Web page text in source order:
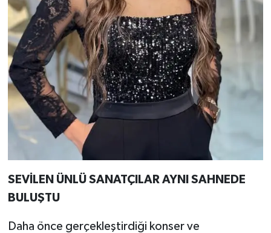
SEVİLEN ÜNLÜ SANATÇILAR AYNI SAHNEDE
BULUŞTU
Daha önce gerçekleştirdiği konser ve